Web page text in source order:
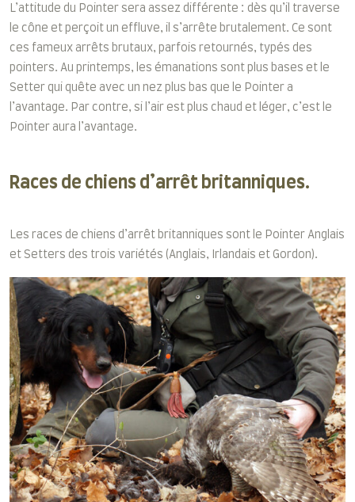
L’attitude du Pointer sera assez différente : dès qu’il traverse
le cône et perçoit un effluve, il s’arrête brutalement. Ce sont
ces fameux arrêts brutaux, parfois retournés, typés des
pointers. Au printemps, les émanations sont plus bases et le
Setter qui quête avec un nez plus bas que le Pointer a
l’avantage. Par contre, si l’air est plus chaud et léger, c’est le
Pointer aura l’avantage.
Races de chiens d’arrêt britanniques.
Les races de chiens d’arrêt britanniques sont le Pointer Anglais
et Setters des trois variétés (Anglais, Irlandais et Gordon).